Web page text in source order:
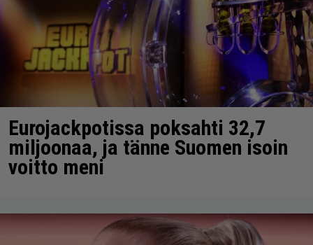
Eurojackpotissa poksahti 32,7
miljoonaa, ja tänne Suomen isoin
voitto meni